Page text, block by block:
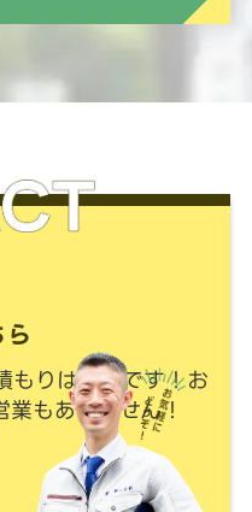
ら
もりは無料です！お
もありません！